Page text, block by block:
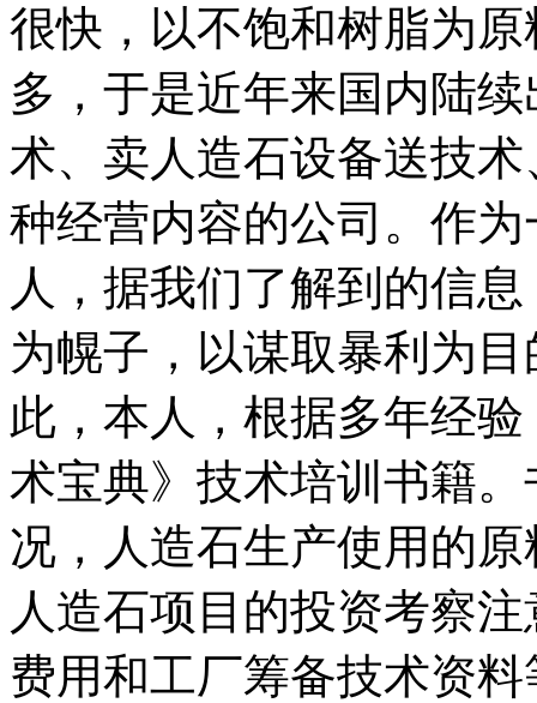
很快，以不饱和树脂为
多，于是近年来国内陆
术、卖人造石设备送技
种经营内容的公司。作
人，据我们了解到的信
为幌子，以谋取暴利为
此，本人，根据多年经
术宝典》技术培训书籍
况，人造石生产使用的
人造石项目的投资考察
费用和工厂筹备技术资